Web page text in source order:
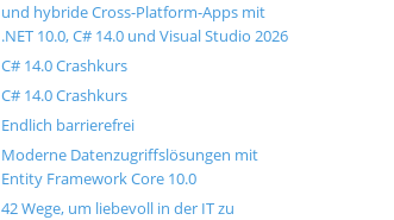
und hybride Cross-Platform-Apps mit
.NET 10.0, C# 14.0 und Visual Studio 2026
C# 14.0 Crashkurs
C# 14.0 Crashkurs
Endlich barrierefrei
Moderne Datenzugriffslösungen mit
Entity Framework Core 10.0
42 Wege, um liebevoll in der IT zu